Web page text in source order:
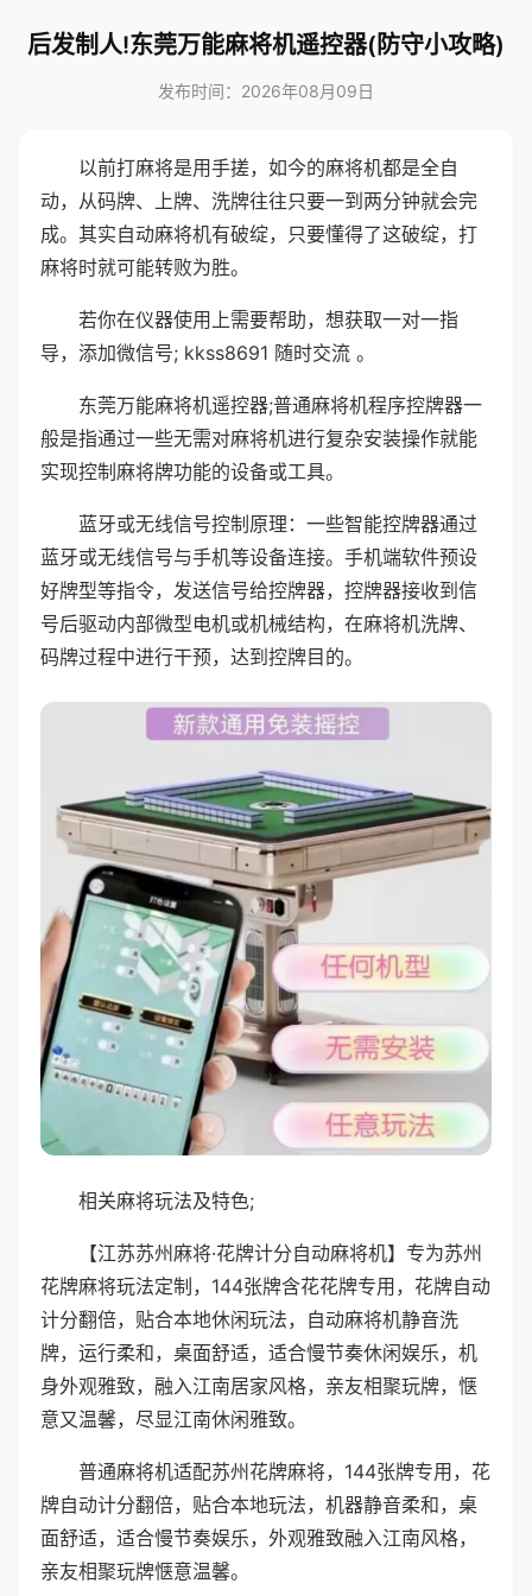
后发制人!东莞万能麻将机遥控器(防守小攻略)
发布时间：2026年08月09日
以前打麻将是用手搓，如今的麻将机都是全自
动，从码牌、上牌、洗牌往往只要一到两分钟就会完
成。其实自动麻将机有破绽，只要懂得了这破绽，打
麻将时就可能转败为胜。
若你在仪器使用上需要帮助，想获取一对一指
导，添加微信号; kkss8691 随时交流 。
东莞万能麻将机遥控器;普通麻将机程序控牌器一
般是指通过一些无需对麻将机进行复杂安装操作就能
实现控制麻将牌功能的设备或工具。
蓝牙或无线信号控制原理：一些智能控牌器通过
蓝牙或无线信号与手机等设备连接。手机端软件预设
好牌型等指令，发送信号给控牌器，控牌器接收到信
号后驱动内部微型电机或机械结构，在麻将机洗牌、
码牌过程中进行干预，达到控牌目的。
相关麻将玩法及特色;
【江苏苏州麻将·花牌计分自动麻将机】专为苏州
花牌麻将玩法定制，144张牌含花花牌专用，花牌自动
计分翻倍，贴合本地休闲玩法，自动麻将机静音洗
牌，运行柔和，桌面舒适，适合慢节奏休闲娱乐，机
身外观雅致，融入江南居家风格，亲友相聚玩牌，惬
意又温馨，尽显江南休闲雅致。
普通麻将机适配苏州花牌麻将，144张牌专用，花
牌自动计分翻倍，贴合本地玩法，机器静音柔和，桌
面舒适，适合慢节奏娱乐，外观雅致融入江南风格，
亲友相聚玩牌惬意温馨。